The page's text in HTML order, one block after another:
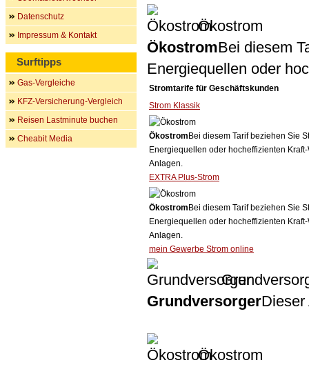
Ökostrom
ÖkostromBei diesem
Energiequellen oder
Stromtarife für Geschäftskunden
Strom Klassik
Ökostrom Bei diesem Tarif beziehen Sie
Energiequellen oder hocheffizienten
Anlagen.
EXTRA Plus-Strom
Ökostrom Bei diesem Tarif beziehen Sie
Energiequellen oder hocheffizienten
Anlagen.
mein Gewerbe Strom online
GrundversorgerDieser
Ökostrom
Datenschutz
Impressum & Kontakt
Surftipps
Gas-Vergleiche
KFZ-Versicherung-Vergleich
Reisen Lastminute buchen
Cheabit Media